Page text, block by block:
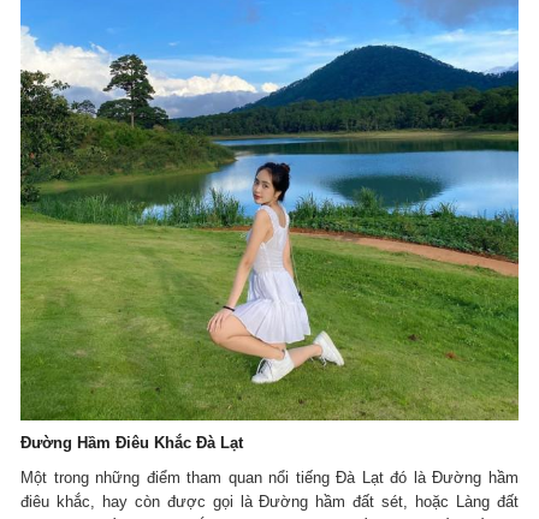
Đường Hầm Điêu Khắc Đà Lạt
Một trong những điểm tham quan nổi tiếng Đà Lạt đó là Đường hầm
điêu khắc, hay còn được gọi là Đường hầm đất sét, hoặc Làng đất